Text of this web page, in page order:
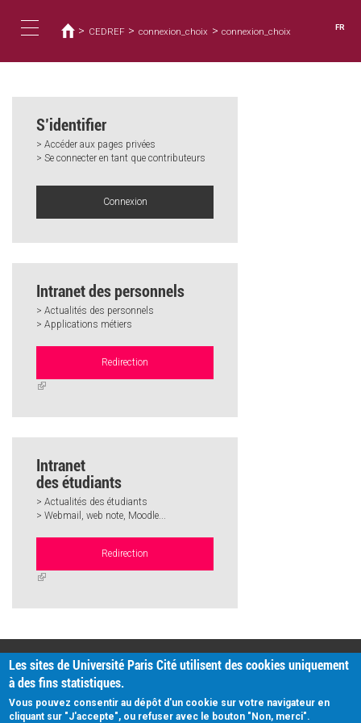
contenu
navigation
êtes
ici
> CEDREF > connexion_choix > connexion_choix FR
S’identifier
> Accéder aux pages privées
> Se connecter en tant que contributeurs
Connexion
Intranet des personnels
> Actualités des personnels
> Applications métiers
Redirection
(link
Intranet
des étudiants
> Actualités des étudiants
> Webmail, web note, Moodle...
Redirection
(link
PRATIQUE
Plan d'accès
Intranet
Mentions légales
Données personnelles
Les sites de Université Paris Cité utilisent des cookies uniquement
à des fins statistiques.
Vous pouvez consentir au dépôt d'un cookie sur votre navigateur en
cliquant sur "J'accepte", ou refuser avec le bouton "Non, merci".